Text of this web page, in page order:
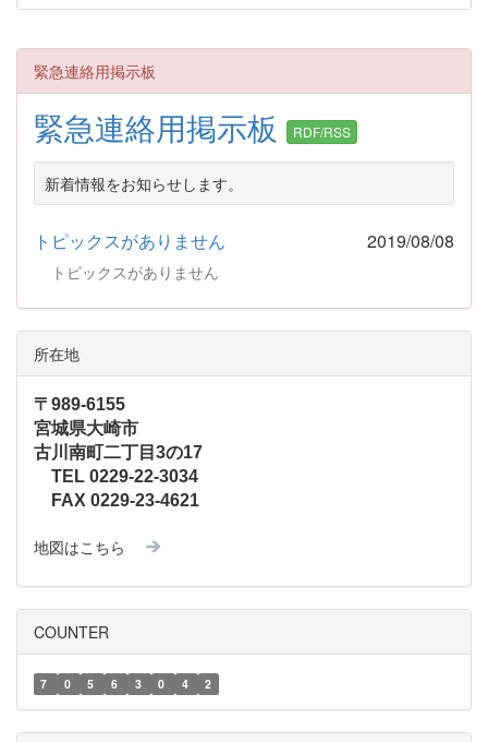
緊急連絡用掲示板
緊急連絡用掲示板 RDF/RSS
新着情報をお知らせします。
トピックスがありません 2019/08/08
トピックスがありません
所在地
〒989-6155
宮城県大崎市
古川南町二丁目3の17
TEL 0229-22-3034
FAX 0229-23-4621
地図はこちら
COUNTER
7 0 5 6 3 0 4 2